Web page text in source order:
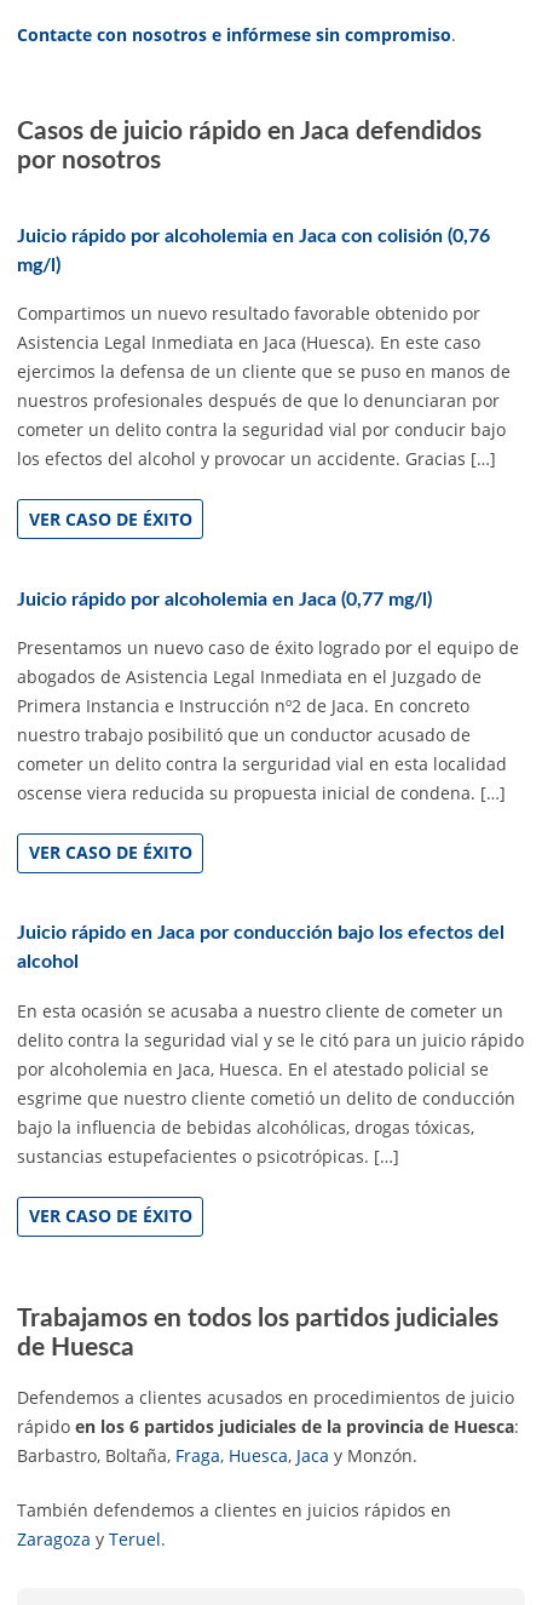
Contacte con nosotros e infórmese sin compromiso.
Casos de juicio rápido en Jaca defendidos
por nosotros
Juicio rápido por alcoholemia en Jaca con colisión (0,76
mg/l)
Compartimos un nuevo resultado favorable obtenido por
Asistencia Legal Inmediata en Jaca (Huesca). En este caso
ejercimos la defensa de un cliente que se puso en manos de
nuestros profesionales después de que lo denunciaran por
cometer un delito contra la seguridad vial por conducir bajo
los efectos del alcohol y provocar un accidente. Gracias […]
VER CASO DE ÉXITO
Juicio rápido por alcoholemia en Jaca (0,77 mg/l)
Presentamos un nuevo caso de éxito logrado por el equipo de
abogados de Asistencia Legal Inmediata en el Juzgado de
Primera Instancia e Instrucción nº2 de Jaca. En concreto
nuestro trabajo posibilitó que un conductor acusado de
cometer un delito contra la serguridad vial en esta localidad
oscense viera reducida su propuesta inicial de condena. […]
VER CASO DE ÉXITO
Juicio rápido en Jaca por conducción bajo los efectos del
alcohol
En esta ocasión se acusaba a nuestro cliente de cometer un
delito contra la seguridad vial y se le citó para un juicio rápido
por alcoholemia en Jaca, Huesca. En el atestado policial se
esgrime que nuestro cliente cometió un delito de conducción
bajo la influencia de bebidas alcohólicas, drogas tóxicas,
sustancias estupefacientes o psicotrópicas. […]
VER CASO DE ÉXITO
Trabajamos en todos los partidos judiciales
de Huesca
Defendemos a clientes acusados en procedimientos de juicio
rápido en los 6 partidos judiciales de la provincia de Huesca:
Barbastro, Boltaña, Fraga, Huesca, Jaca y Monzón.
También defendemos a clientes en juicios rápidos en
Zaragoza y Teruel.